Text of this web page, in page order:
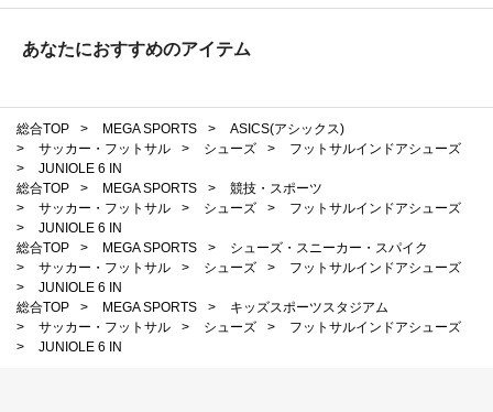
あなたにおすすめのアイテム
総合TOP > MEGA SPORTS >
ASICS(アシックス)
>
サッカー・フットサル > シューズ >
フットサルインドアシューズ
>
JUNIOLE 6 IN
総合TOP
> MEGA SPORTS >
競技・スポーツ
>
サッカー・フットサル > シューズ >
フットサルインドアシューズ
>
JUNIOLE 6 IN
総合TOP
> MEGA SPORTS >
シューズ・スニーカー・スパイク
>
サッカー・フットサル > シューズ >
フットサルインドアシューズ
>
JUNIOLE 6 IN
総合TOP
> MEGA SPORTS >
キッズスポーツスタジアム
>
サッカー・フットサル > シューズ >
フットサルインドアシューズ
>
JUNIOLE 6 IN